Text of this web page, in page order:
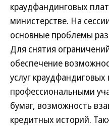
краудфандинговых
министерстве. На
основные проблемы
Для снятия
обеспечение
услуг
профессиональными
бумаг, возможность
кредитных историй.